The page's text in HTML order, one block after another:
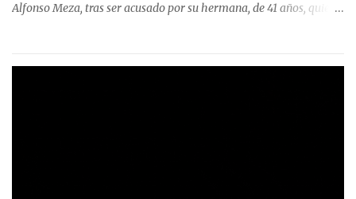
Alfonso Meza, tras ser acusado por su hermana, de 41 años, quien
relató que los hechos ocurrieron cerca de las 11:30 horas en el